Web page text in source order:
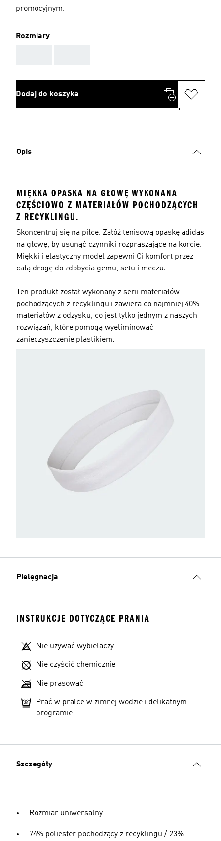
promocyjnym.
Rozmiary
Dodaj do koszyka
Opis
MIĘKKA OPASKA NA GŁOWĘ WYKONANA
CZĘŚCIOWO Z MATERIAŁÓW POCHODZĄCYCH
Z RECYKLINGU.
Skoncentruj się na piłce. Załóż tenisową opaskę adidas
na głowę, by usunąć czynniki rozpraszające na korcie.
Miękki i elastyczny model zapewni Ci komfort przez
całą drogę do zdobycia gemu, setu i meczu.
Ten produkt został wykonany z serii materiałów
pochodzących z recyklingu i zawiera co najmniej 40%
materiałów z odzysku, co jest tylko jednym z naszych
rozwiązań, które pomogą wyeliminować
zanieczyszczenie plastikiem.
Pielęgnacja
INSTRUKCJE DOTYCZĄCE PRANIA
Nie używać wybielaczy
Nie czyścić chemicznie
Nie prasować
Prać w pralce w zimnej wodzie i delikatnym
programie
Szczegóły
Rozmiar uniwersalny
74% poliester pochodzący z recyklingu / 23%